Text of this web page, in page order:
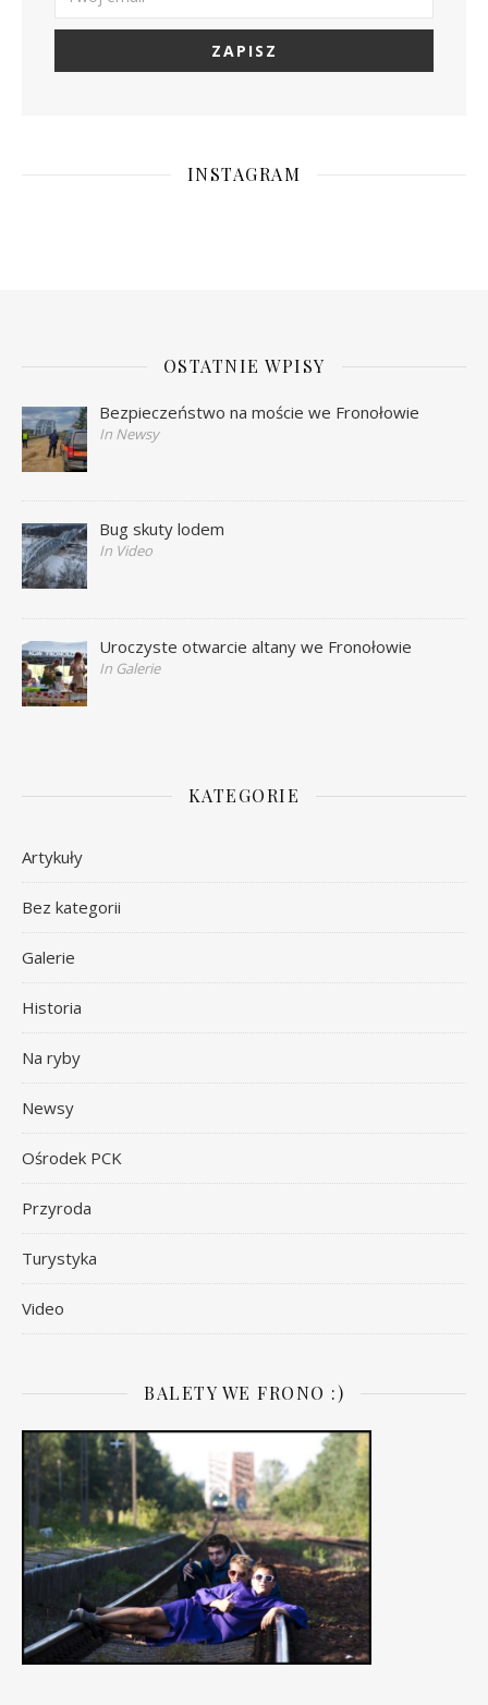
INSTAGRAM
OSTATNIE WPISY
Bezpieczeństwo na moście we Fronołowie
In Newsy
Bug skuty lodem
In Video
Uroczyste otwarcie altany we Fronołowie
In Galerie
KATEGORIE
Artykuły
Bez kategorii
Galerie
Historia
Na ryby
Newsy
Ośrodek PCK
Przyroda
Turystyka
Video
BALETY WE FRONO :)